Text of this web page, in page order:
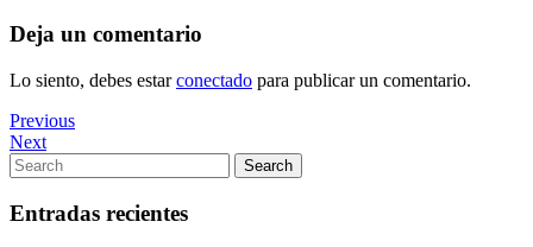
Deja un comentario
Lo siento, debes estarconectado para publicar un comentario.
Navegación
de
Previous
Post
Previous
Next
Post
Next
Search
for:
Search
Entradas recientes